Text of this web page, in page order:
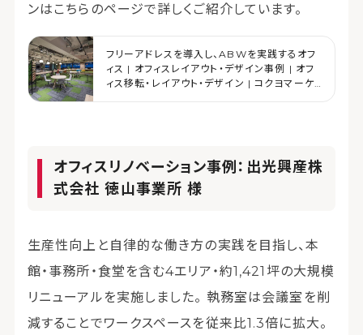
ンはこちらのページで詳しくご紹介しています。
フリーアドレスを導入し、ABWを実践するオフ
ィス | オフィスレイアウト・デザイン事例 | オフ
ィス移転・レイアウト・デザイン | コクヨマーケ
オフィスリノベーション事例：出光興産株
式会社 徳山事業所 様
生産性向上と自律的な働き方の実践を目指し、本
館・事務所・食堂を含む4エリア・約1,421坪の大規模
リニューアルを実施しました。 執務室は会議室を削
減することでワークスペースを従来比1.3倍に拡大。